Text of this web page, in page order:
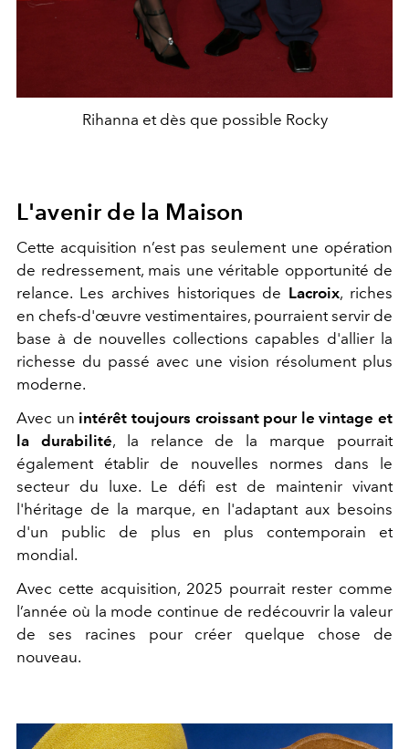
Rihanna et dès que possible Rocky
L'avenir de la Maison
Cette acquisition n’est pas seulement une opération
de redressement, mais une véritable opportunité de
relance. Les archives historiques de Lacroix, riches
en chefs-d'œuvre vestimentaires, pourraient servir de
base à de nouvelles collections capables d'allier la
richesse du passé avec une vision résolument plus
moderne.
Avec un intérêt toujours croissant pour le vintage et
la durabilité, la relance de la marque pourrait
également établir de nouvelles normes dans le
secteur du luxe. Le défi est de maintenir vivant
l'héritage de la marque, en l'adaptant aux besoins
d'un public de plus en plus contemporain et
mondial.
Avec cette acquisition, 2025 pourrait rester comme
l’année où la mode continue de redécouvrir la valeur
de ses racines pour créer quelque chose de
nouveau.